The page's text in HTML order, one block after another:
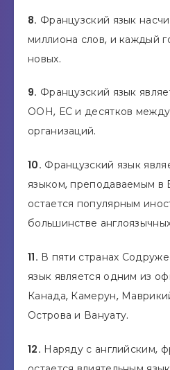
8. Французский язык
миллиона слов, и каждый
новых.
9. Французский язык
ООН, ЕС и десятков
организаций.
10. Французский язык
языком, преподаваемым в
остается популярным
большинстве
11. В пяти странах
язык является одним из
Канада, Камерун,
Острова и Вануату.
12. Наряду с английским,